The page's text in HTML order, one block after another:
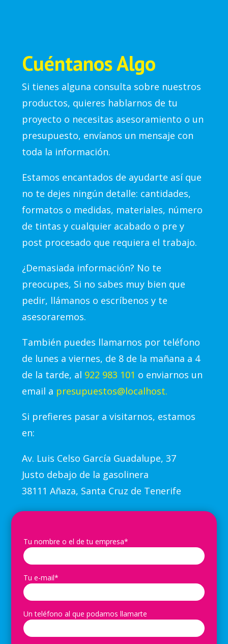
Cuéntanos Algo
Si tienes alguna consulta sobre nuestros
productos, quieres hablarnos de tu
proyecto o necesitas asesoramiento o un
presupuesto, envíanos un mensaje con
toda la información.
Estamos encantados de ayudarte así que
no te dejes ningún detalle: cantidades,
formatos o medidas, materiales, número
de tintas y cualquier acabado o pre y
post procesado que requiera el trabajo.
¿Demasiada información? No te
preocupes, Si no sabes muy bien que
pedir, llámanos o escríbenos y te
asesoraremos.
También puedes llamarnos por teléfono
de lunes a viernes, de 8 de la mañana a 4
de la tarde, al 922 983 101 o enviarnos un
email a presupuestos@localhost.
Si prefieres pasar a visitarnos, estamos
en:
Av. Luis Celso García Guadalupe, 37
Justo debajo de la gasolinera
38111 Añaza, Santa Cruz de Tenerife
Tu nombre o el de tu empresa*
Tu e-mail*
Un teléfono al que podamos llamarte